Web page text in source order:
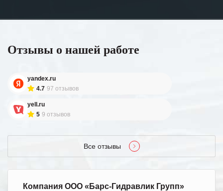
Отзывы о нашей работе
yandex.ru
4.7 97 отзывов
yell.ru
5 9 отзывов
Все отзывы
Компания ООО «Барс-Гидравлик Групп»